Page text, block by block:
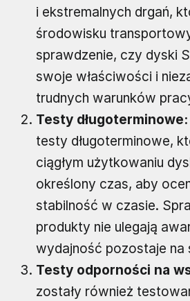
i ekstremalnych drgań,
środowisku
sprawdzenie, czy dyski
swoje właściwości i
trudnych warunków
Testy długoterminowe:
testy długoterminowe,
ciągłym użytkowaniu
określony czas, aby
stabilność w czasie.
produkty nie ulegają
wydajność pozostaje na
Testy odporności na
zostały również